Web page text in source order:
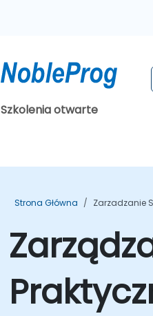
Szkolenia otwarte
Strona Główna Zarzadzanie